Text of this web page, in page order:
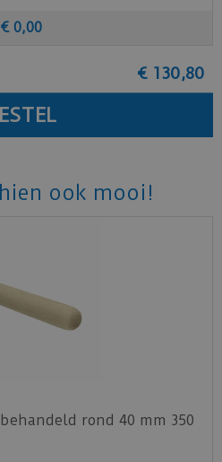
€ 0,00
€ 130,80
ook mooi!
rond 40 mm 350